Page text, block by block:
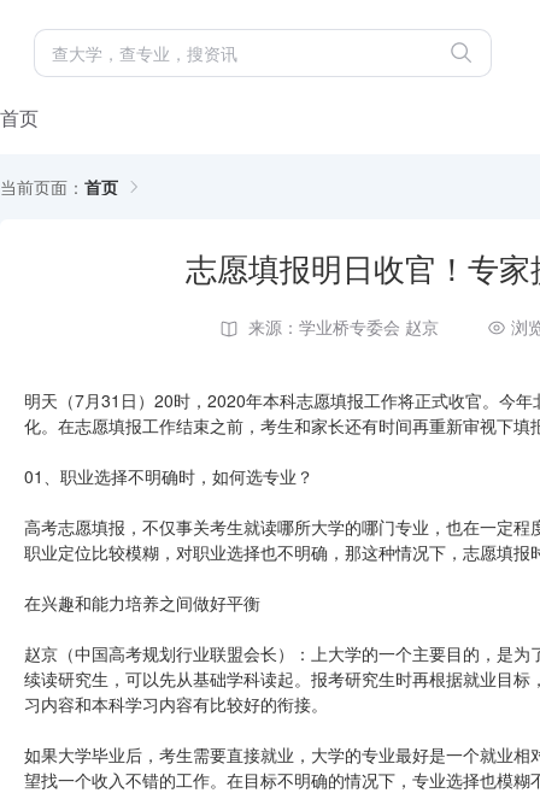
首页
当前页面： 首页
志愿填报明日收官！专
来源：学业桥专委会 赵京 浏
明天（7月31日）20时，2020年本科志愿填报工作将正式收官。今
化。在志愿填报工作结束之前，考生和家长还有时间再重新审视下
01、职业选择不明确时，如何选专业？
高考志愿填报，不仅事关考生就读哪所大学的哪门专业，也在一定
职业定位比较模糊，对职业选择也不明确，那这种情况下，志愿填报
在兴趣和能力培养之间做好平衡
赵京（中国高考规划行业联盟会长）：上大学的一个主要目的，是
续读研究生，可以先从基础学科读起。报考研究生时再根据就业目
习内容和本科学习内容有比较好的衔接。
如果大学毕业后，考生需要直接就业，大学的专业最好是一个就业
望找一个收入不错的工作。在目标不明确的情况下，专业选择也模糊